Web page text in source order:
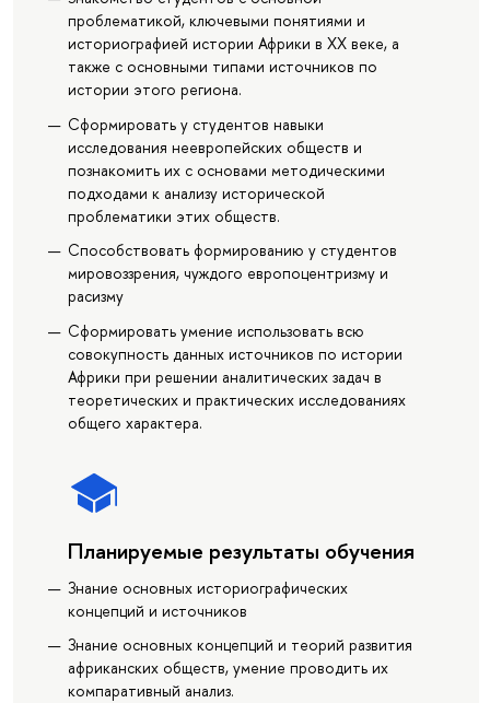
проблематикой, ключевыми понятиями и
историографией истории Африки в XX веке, а
также с основными типами источников по
истории этого региона.
Сформировать у студентов навыки
исследования неевропейских обществ и
познакомить их с основами методическими
подходами к анализу исторической
проблематики этих обществ.
Способствовать формированию у студентов
мировоззрения, чуждого европоцентризму и
расизму
Сформировать умение использовать всю
совокупность данных источников по истории
Африки при решении аналитических задач в
теоретических и практических исследованиях
общего характера.
Планируемые результаты обучения
Знание основных историографических
концепций и источников
Знание основных концепций и теорий развития
африканских обществ, умение проводить их
компаративный анализ.